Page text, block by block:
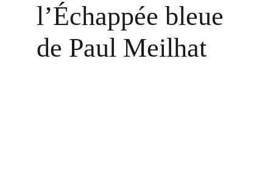
l’Échappée bleue
de Paul Meilhat